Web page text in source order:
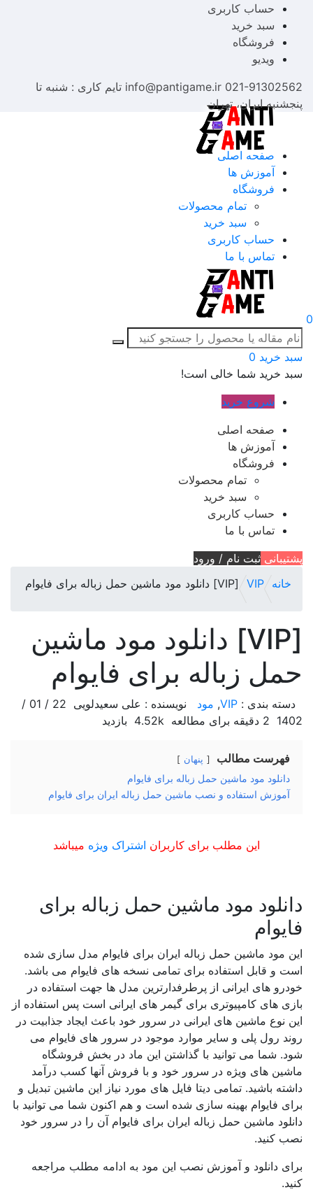
حساب کاربری
سبد خرید
فروشگاه
ویدیو
021-91302562
info@pantigame.ir تایم کاری : شنبه تا
پنجشنبه ایران، تهران
صفحه اصلی
آموزش ها
فروشگاه
تمام محصولات
سبد خرید
حساب کاربری
تماس با ما
0
سبد خرید 0
سبد خرید شما خالی است!
شروع خرید
صفحه اصلی
آموزش ها
فروشگاه
تمام محصولات
سبد خرید
حساب کاربری
تماس با ما
پشتیبانی ثبت نام / ورود
خانه VIP [VIP] دانلود مود ماشین حمل زباله برای فایوام
[VIP] دانلود مود ماشین
حمل زباله برای فایوام
دسته بندی : VIP
, مود نویسنده : علی سعیدلویی
22 / 01 /
1402
فهرست مطالب پنهان
دانلود مود ماشین حمل زباله برای فایوام
آموزش استفاده و نصب ماشین حمل زباله ایران برای فایوام
این مطلب برای کاربران اشتراک ویژه میباشد
دانلود مود ماشین حمل زباله برای
فایوام
این مود ماشین حمل زباله ایران برای فایوام مدل سازی شده
است و قابل استفاده برای تمامی نسخه های فایوام می باشد.
خودرو های ایرانی از پرطرفدارترین مدل ها جهت استفاده در
بازی های کامپیوتری برای گیمر های ایرانی است پس استفاده از
این نوع ماشین های ایرانی در سرور خود باعث ایجاد جذابیت در
روند رول پلی و سایر موارد موجود در سرور های فایوام می
شود. شما می توانید با گذاشتن این ماد در بخش فروشگاه
ماشین های ویژه در سرور خود و با فروش آنها کسب درآمد
داشته باشید. تمامی دیتا فایل های مورد نیاز این ماشین تبدیل و
برای فایوام بهینه سازی شده است و هم اکنون شما می توانید با
دانلود ماشین حمل زباله ایران برای فایوام آن را در سرور خود
نصب کنید.
برای دانلود و آموزش نصب این مود به ادامه مطلب مراجعه
کنید.